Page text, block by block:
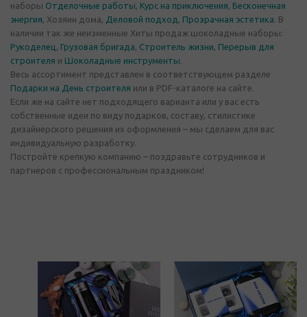
наборы Отделочные работы, Курс на приключения, Бесконечная
энергия, Хозяин дома, Деловой подход , Прозрачная эстетика. В
наличии так же неизменные Хиты продаж шоколадные наборы:
Рукоделец , Грузовая бригада, Строитель жизни, Перерыв для
строителя и Шоколадные инструменты.
Весь ассортимент представлен в соответствующем разделе
Подарки на День строителя или в PDF-каталоге на сайте.
Если же на сайте нет подходящего варианта или у вас есть
собственные идеи по виду подарков, составу, стилистике
дизайнерского решения их оформления – мы сделаем для вас
индивидуальную разработку.
Постройте крепкую компанию – поздравьте сотрудников и
партнеров с профессиональным праздником!